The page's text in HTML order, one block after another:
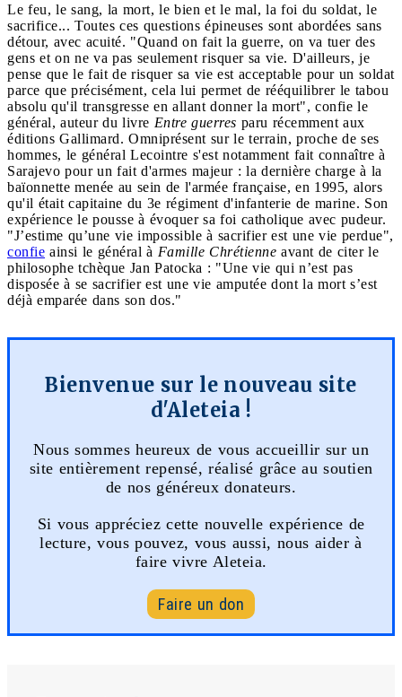
Le feu, le sang, la mort, le bien et le mal, la foi du soldat, le
sacrifice... Toutes ces questions épineuses sont abordées sans
détour, avec acuité. "Quand on fait la guerre, on va tuer des
gens et on ne va pas seulement risquer sa vie. D'ailleurs, je
pense que le fait de risquer sa vie est acceptable pour un soldat
parce que précisément, cela lui permet de rééquilibrer le tabou
absolu qu'il transgresse en allant donner la mort", confie le
général, auteur du livre Entre guerres paru récemment aux
éditions Gallimard. Omniprésent sur le terrain, proche de ses
hommes, le général Lecointre s'est notamment fait connaître à
Sarajevo pour un fait d'armes majeur : la dernière charge à la
baïonnette menée au sein de l'armée française, en 1995, alors
qu'il était capitaine du 3e régiment d'infanterie de marine. Son
expérience le pousse à évoquer sa foi catholique avec pudeur.
"J’estime qu’une vie impossible à sacrifier est une vie perdue",
confie ainsi le général à Famille Chrétienne avant de citer le
philosophe tchèque Jan Patocka : "Une vie qui n’est pas
disposée à se sacrifier est une vie amputée dont la mort s’est
déjà emparée dans son dos."
Bienvenue sur le nouveau site
d'Aleteia !
Nous sommes heureux de vous accueillir sur un
site entièrement repensé, réalisé grâce au soutien
de nos généreux donateurs.
Si vous appréciez cette nouvelle expérience de
lecture, vous pouvez, vous aussi, nous aider à
faire vivre Aleteia.
Faire un don